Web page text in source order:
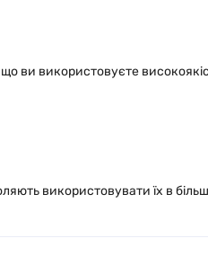
що ви використовуєте
використовувати їх в